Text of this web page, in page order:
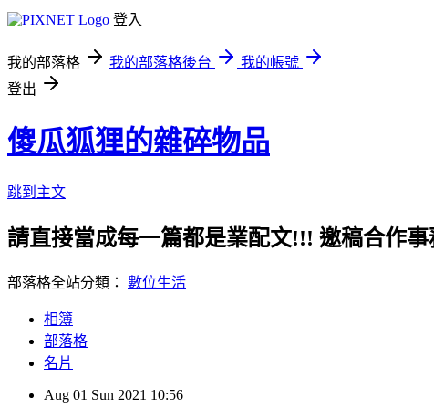
登入
我的部落格 我的部落格後台
我的帳號
登出
傻瓜狐狸的雜碎物品
跳到主文
請直接當成每一篇都是業配文!!! 邀稿合作
部落格全站分類： 數位生活
相簿
部落格
名片
Aug 01 Sun 2021 10:56